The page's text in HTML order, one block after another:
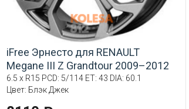
iFree Эрнесто для RENAULT
Megane III Z Grandtour 2009–2012
6.5 x R15 PCD: 5/114 ET: 43 DIA: 60.1
Цвет: Блэк Джек